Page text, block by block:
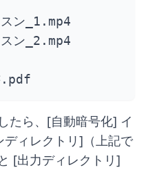
文書.pdf
たら、[自動暗号化] イ
ィレクトリ]（上記で
[出力ディレクトリ]